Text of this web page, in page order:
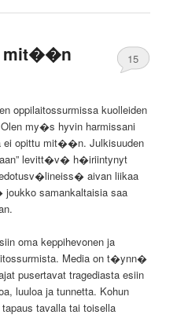
mit��n 15
oppilaitossurmissa kuolleiden
my�s hyvin harmissani
opittu mit��n. Julkisuuden
levitt�v� h�iriintynyt
aivan liikaa
samankaltaisia saa
oma keppihevonen ja
Media on t�ynn�
pusertavat tragediasta esiin
luuloa ja tunnetta. Kohun
tavalla tai toisella